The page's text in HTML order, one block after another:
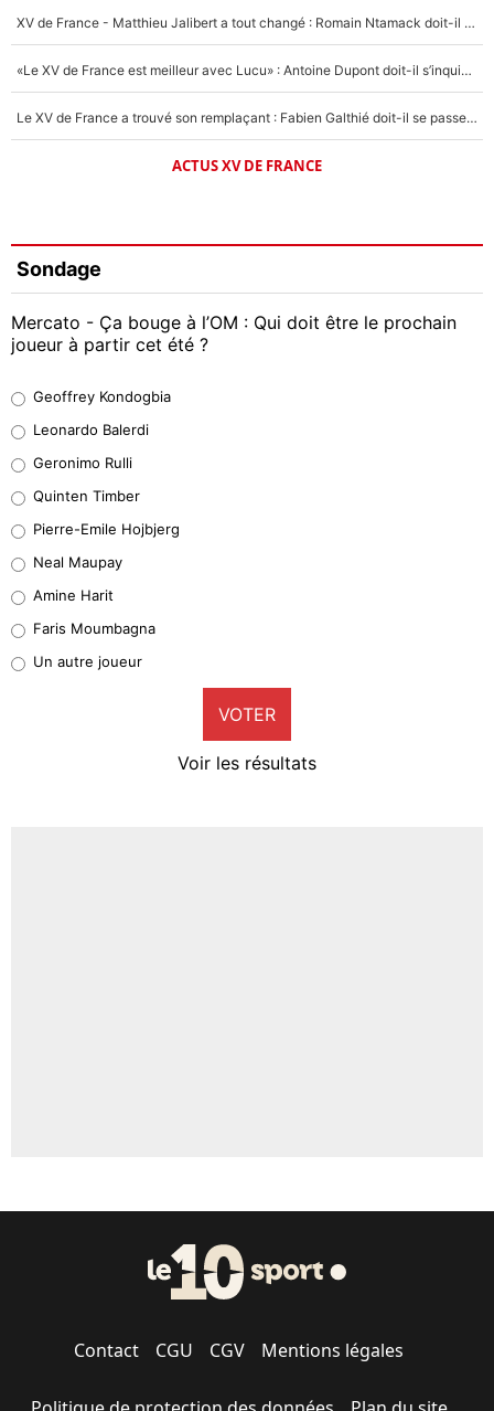
XV de France - Matthieu Jalibert a tout changé : Romain Ntamack doit-il s’inquiéter pour sa place à un an de la Coupe du monde ?
«Le XV de France est meilleur avec Lucu» : Antoine Dupont doit-il s’inquiéter pour sa place ?
Le XV de France a trouvé son remplaçant : Fabien Galthié doit-il se passer d'Antoine Dupont ?
ACTUS XV DE FRANCE
Sondage
Mercato - Ça bouge à l’OM : Qui doit être le prochain
joueur à partir cet été ?
38%
32%
5%
1%
9%
Geoffrey Kondogbia
Leonardo Balerdi
Geronimo Rulli
Quinten Timber
Pierre-Emile Hojbjerg
Neal Maupay
Amine Harit
Faris Moumbagna
Un autre joueur
VOTER
Voir les résultats
Contact CGU CGV Mentions légales